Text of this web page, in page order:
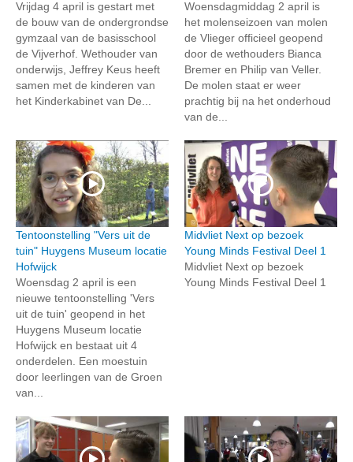
Vrijdag 4 april is gestart met
de bouw van de ondergrondse
gymzaal van de basisschool
de Vijverhof. Wethouder van
onderwijs, Jeffrey Keus heeft
samen met de kinderen van
het Kinderkabinet van De...
Woensdagmiddag 2 april is
het molenseizoen van molen
de Vlieger officieel geopend
door de wethouders Bianca
Bremer en Philip van Veller.
De molen staat er weer
prachtig bij na het onderhoud
van de...
Tentoonstelling "Vers uit de
tuin" Huygens Museum locatie
Hofwijck
Woensdag 2 april is een
nieuwe tentoonstelling 'Vers
uit de tuin' geopend in het
Huygens Museum locatie
Hofwijck en bestaat uit 4
onderdelen. Een moestuin
door leerlingen van de Groen
van...
Midvliet Next op bezoek
Young Minds Festival Deel 1
Midvliet Next op bezoek
Young Minds Festival Deel 1